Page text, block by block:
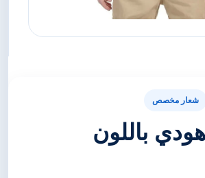
شعار مخصص
School هودي باللون